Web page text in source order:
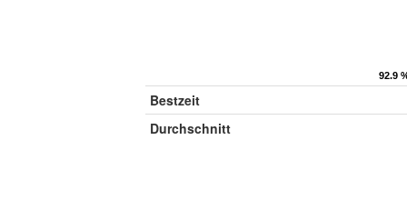
92.9
92.9
Bestzeit
Durchschnitt